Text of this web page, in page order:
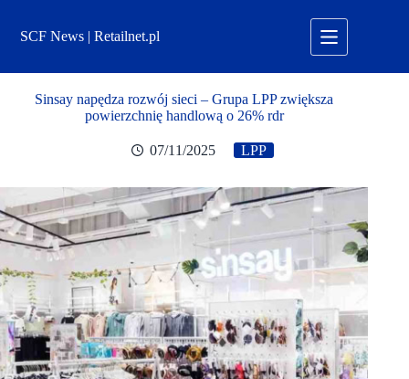
treściSCF News | Retailnet.pl
Sinsay napędza rozwój sieci – Grupa LPP zwiększa
powierzchnię handlową o 26% rdr
07/11/2025 LPP